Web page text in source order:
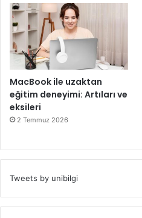
MacBook ile uzaktan
eğitim deneyimi: Artıları ve
eksileri
2 Temmuz 2026
Tweets by unibilgi